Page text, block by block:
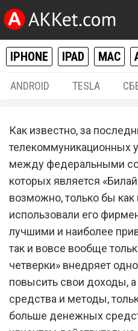
IPHONE IPAD MAC
ANDROID TESLA
Сотовый
запустил
все
подключить
Как известно, за
телекоммуникационных
между федеральными
которых является
возможно, только бы
использовали его
лучшими и наиболее
так и вовсе вообще
четверки» внедряет
повысить свои доходы,
средства и методы,
больше денежных